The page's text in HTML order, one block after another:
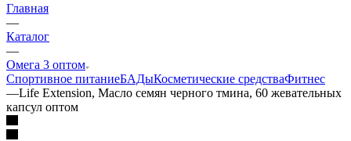
Главная
—
Каталог
—
Омега 3 оптом
Спортивное питаниеБАДыКосметические средстваФитнес
—Life Extension, Масло семян черного тмина, 60 жевательных
капсул оптом